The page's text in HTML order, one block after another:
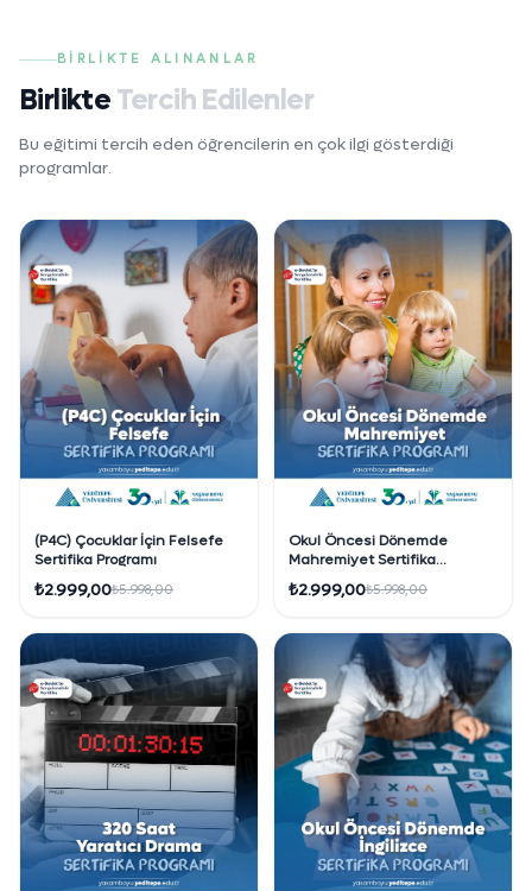
BIRLIKTE ALINANLAR
BirlikteTercih Edilenler
Bu eğitimi tercih eden öğrencilerin en çok ilgi gösterdiği
programlar.
(P4C) Çocuklar İçin Felsefe
Sertifika Programı
₺2.999,00₺5.998,00
Okul Öncesi Dönemde
Mahremiyet Sertifika
Programı
₺2.999,00₺5.998,00